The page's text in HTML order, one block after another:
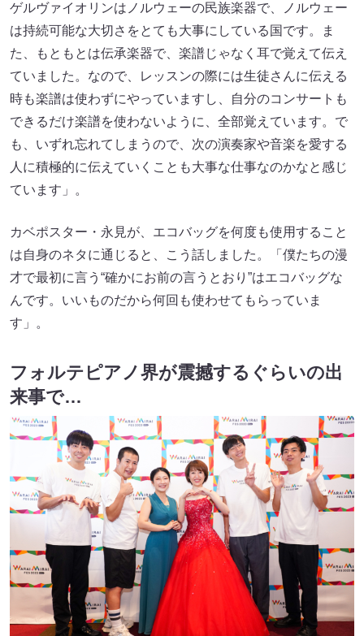
ゲルヴァイオリンはノルウェーの民族楽器で、ノルウェー
は持続可能な大切さをとても大事にしている国です。ま
た、もともとは伝承楽器で、楽譜じゃなく耳で覚えて伝え
ていました。なので、レッスンの際には生徒さんに伝える
時も楽譜は使わずにやっていますし、自分のコンサートも
できるだけ楽譜を使わないように、全部覚えています。で
も、いずれ忘れてしまうので、次の演奏家や音楽を愛する
人に積極的に伝えていくことも大事な仕事なのかなと感じ
ています」。
カベポスター・永見が、エコバッグを何度も使用すること
は自身のネタに通じると、こう話しました。「僕たちの漫
才で最初に言う“確かにお前の言うとおり”はエコバッグな
んです。いいものだから何回も使わせてもらっていま
す」。
フォルテピアノ界が震撼するぐらいの出
来事で…